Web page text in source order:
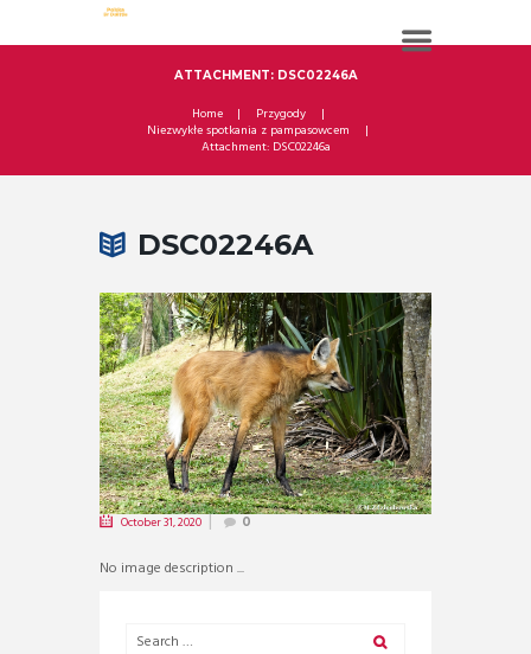
ATTACHMENT: DSC02246A
Home
Przygody
Niezwykłe spotkania z pampasowcem
Attachment: DSC02246a
DSC02246A
October 31, 2020 0
No image description ...